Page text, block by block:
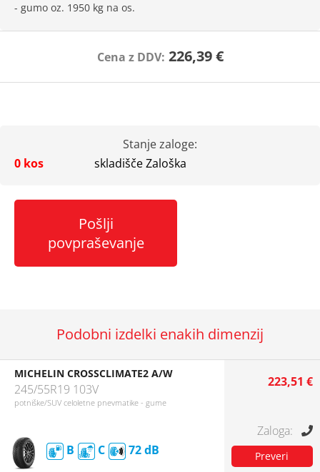
- gumo oz. 1950 kg na os.
Cena z DDV: 226,39 €
Stanje zaloge:
0 kos
skladišče Zaloška
Pošlji
povpraševanje
Podobni izdelki enakih dimenzij
MICHELIN CROSSCLIMATE2 A/W
245/55R19 103V
potniške/SUV celoletne pnevmatike - gume
B C 72
223,51 €